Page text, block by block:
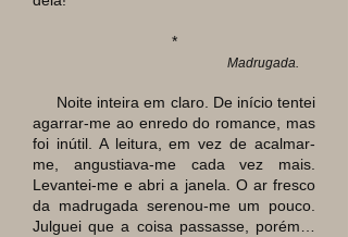
*
Madrugada.
Noite inteira em claro. De início tentei
agarrar-me ao enredo do romance, mas
foi inútil. A leitura, em vez de acalmar-
me, angustiava-me cada vez mais.
Levantei-me e abri a janela. O ar fresco
da madrugada serenou-me um pouco.
Julguei que a coisa passasse, porém…